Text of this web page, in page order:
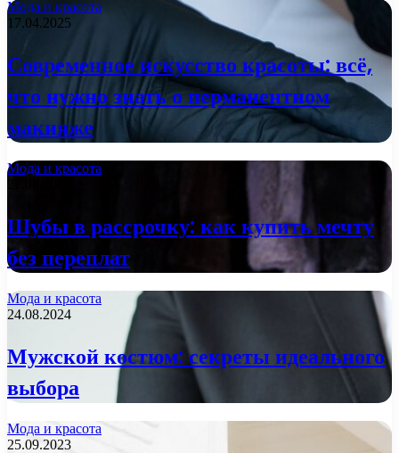
Мода и красота
17.04.2025
Современное искусство красоты: всё,
что нужно знать о перманентном
макияже
Мода и красота
Шубы в рассрочку: как купить мечту
без переплат
Мода и красота
24.08.2024
Мужской костюм: секреты идеального
выбора
Мода и красота
25.09.2023